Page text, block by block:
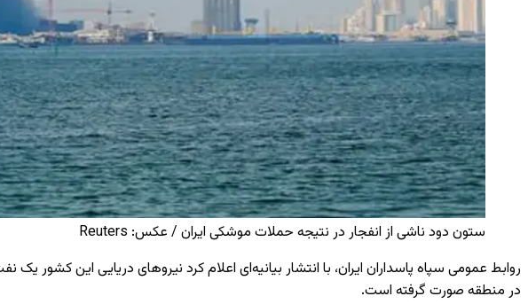
ستون دود ناشی از انفجار در نتیجه حملات موشکی ایران / عکس: Reuters
روابط عمومی سپاه پاسداران ایران، با انتشار بیانیه‌‌ای اعلام کرد نیروهای دریایی این کشور
در منطقه صورت گرفته است.